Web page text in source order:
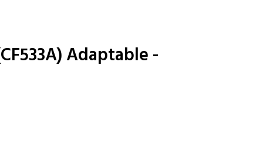
Adaptable -